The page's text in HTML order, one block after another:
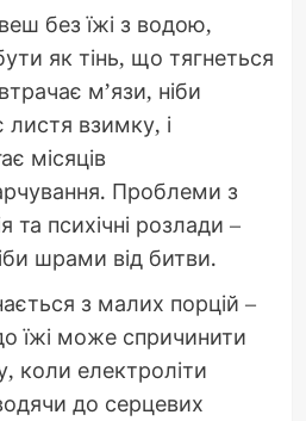
без їжі з водою,
як тінь, що тягнеться
м’язи, ніби
взимку, і
місяців
Проблеми з
та психічні розлади –
шрами від битви.
з малих порцій –
їжі може спричинити
коли електроліти
до серцевих